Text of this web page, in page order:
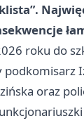
roku do
podkomisarz
oraz